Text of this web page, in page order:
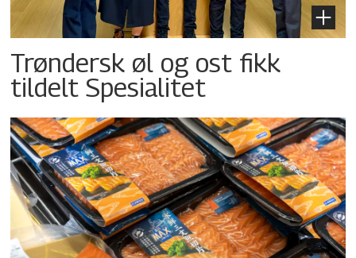
Trøndersk øl og ost fikk
tildelt Spesialitet